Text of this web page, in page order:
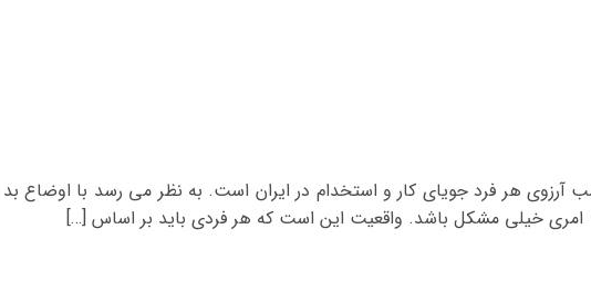
هر فرد جویای کار و استخدام در ایران است. به نظر می رسد با اوضاع
خیلی مشکل باشد. واقعیت این است که هر فردی باید بر اساس […]